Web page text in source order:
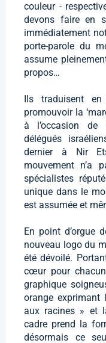
couleur -
devons faire en
immédiatement
porte-parole du
assume
propos…
Ils traduisent
promouvoir la
à l’occasion de
délégués
dernier à Nir
mouvement n’a
spécialistes
unique dans le
est assumée et
En point d’orgue
nouveau logo du
été dévoilé.
cœur pour
graphique
orange exprimant
aux racines » et
cadre prend la
désormais ce